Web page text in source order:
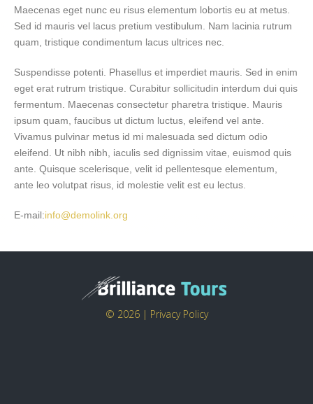
Maecenas eget nunc eu risus elementum lobortis eu at metus.
Sed id mauris vel lacus pretium vestibulum. Nam lacinia rutrum
quam, tristique condimentum lacus ultrices nec.
Suspendisse potenti. Phasellus et imperdiet mauris. Sed in enim
eget erat rutrum tristique. Curabitur sollicitudin interdum dui quis
fermentum. Maecenas consectetur pharetra tristique. Mauris
ipsum quam, faucibus ut dictum luctus, eleifend vel ante.
Vivamus pulvinar metus id mi malesuada sed dictum odio
eleifend. Ut nibh nibh, iaculis sed dignissim vitae, euismod quis
ante. Quisque scelerisque, velit id pellentesque elementum,
ante leo volutpat risus, id molestie velit est eu lectus.
E-mail:info@demolink.org
© 2026 | Privacy Policy